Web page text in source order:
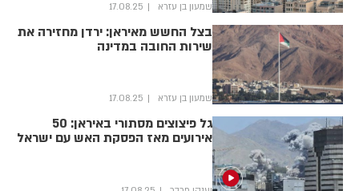
שמעון בן עזרא 17.08.25
בצל החשש מאיראן: ירדן מחזירה את
שירות החובה במדינה
שמעון בן עזרא 17.08.25
גל פיצוצים מסתורי באיראן: 50
אירועים מאז הפסקת האש עם ישראל